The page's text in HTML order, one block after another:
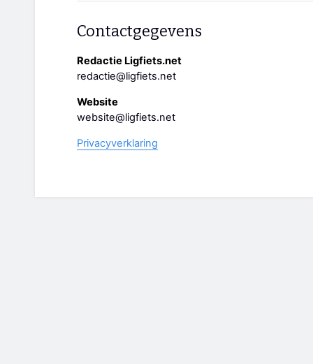
Contactgegevens
Redactie Ligfiets.net
redactie@ligfiets.net
Website
website@ligfiets.net
Privacyverklaring